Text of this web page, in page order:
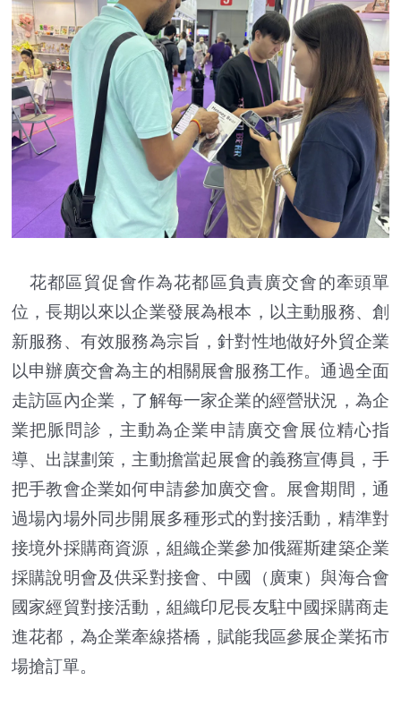
花都區貿促會作為花都區負責廣交會的牽頭單
位，長期以來以企業發展為根本，以主動服務、創
新服務、有效服務為宗旨，針對性地做好外貿企業
以申辦廣交會為主的相關展會服務工作。通過全面
走訪區內企業，了解每一家企業的經營狀況，為企
業把脈問診，主動為企業申請廣交會展位精心指
導、出謀劃策，主動擔當起展會的義務宣傳員，手
把手教會企業如何申請參加廣交會。展會期間，通
過場內場外同步開展多種形式的對接活動，精準對
接境外採購商資源，組織企業參加俄羅斯建築企業
採購說明會及供采對接會、中國（廣東）與海合會
國家經貿對接活動，組織印尼長友駐中國採購商走
進花都，為企業牽線搭橋，賦能我區參展企業拓市
場搶訂單。